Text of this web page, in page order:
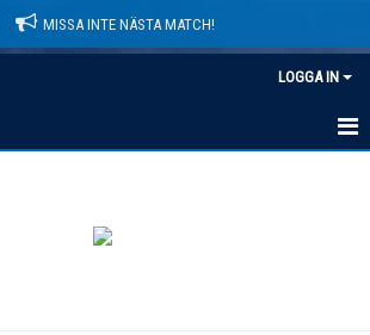
MISSA INTE NÄSTA MATCH!
LOGGA IN